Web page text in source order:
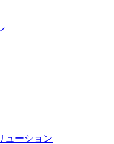
ューション